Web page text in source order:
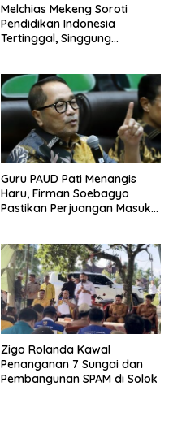
Melchias Mekeng Soroti
Pendidikan Indonesia
Tertinggal, Singgung
Guru PAUD Pati Menangis
Haru, Firman Soebagyo
Pastikan Perjuangan Masuk
Zigo Rolanda Kawal
Penanganan 7 Sungai dan
Pembangunan SPAM di Solok